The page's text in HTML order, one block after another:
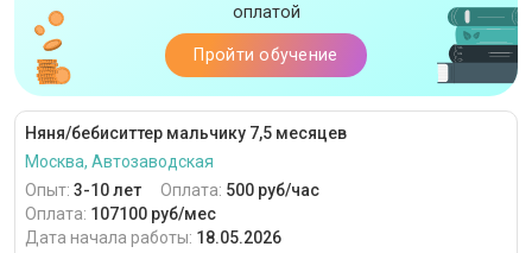
оплатой
Пройти обучение
Няня/бебиситтер мальчику 7,5 месяцев
Москва, Автозаводская
Опыт: 3-10 лет Оплата: 500 руб/час
Оплата: 107100 руб/мес
Дата начала работы: 18.05.2026